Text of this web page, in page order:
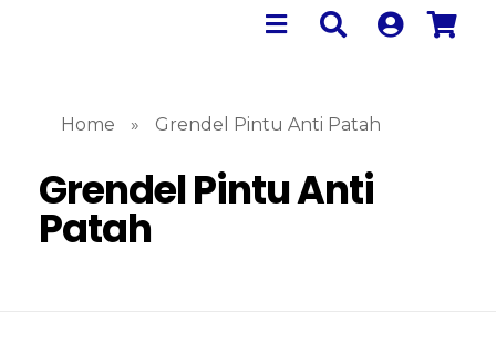
Home » Grendel Pintu Anti Patah
Grendel Pintu Anti
Patah